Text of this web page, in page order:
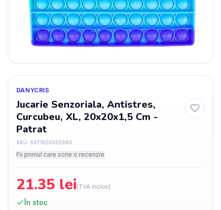
DANYCRIS
Jucarie Senzoriala, Antistres,
Curcubeu, XL, 20x20x1,5 Cm -
Patrat
SKU: 6971620020980
Fii primul care scrie o recenzie
21.35 lei(TVA inclus)
În stoc